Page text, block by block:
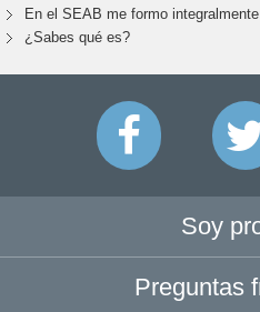
En el SEAB me formo integralmente
¿Sabes qué es?
Soy
Preguntas